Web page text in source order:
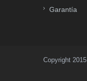
Garantía
Copyright